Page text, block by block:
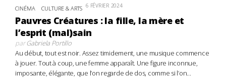
CINÉMA CULTURE & ARTS 6 FÉVRIER 2024
Pauvres Créatures : la fille, la mère et
l’esprit (mal)sain
parGabriela Portillo
Au début, tout est noir. Assez timidement, une musique commence
à jouer. Tout à coup, une femme apparaît. Une figure inconnue,
imposante, élégante, que l’on regarde de dos, comme si l’on...